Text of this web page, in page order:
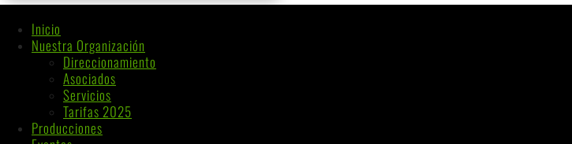
Inicio
Nuestra Organización
Direccionamiento
Asociados
Servicios
Tarifas 2025
Producciones